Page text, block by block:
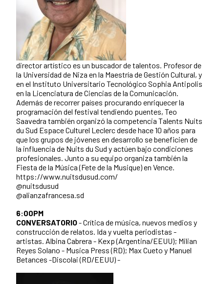
director artístico es un buscador de talentos. Profesor de
la Universidad de Niza en la Maestría de Gestión Cultural, y
en el Instituto Universitario Tecnológico Sophia Antipolis
en la Licenciatura de Ciencias de la Comunicación.
Además de recorrer países procurando enriquecer la
programación del festival tendiendo puentes, Teo
Saavedra también organizó la competencia Talents Nuits
du Sud Espace Culturel Leclerc desde hace 10 años para
que los grupos de jóvenes en desarrollo se beneficien de
la influencia de Nuits du Sud y actúen bajo condiciones
profesionales. Junto a su equipo organiza también la
Fiesta de la Música (Fete de la Musique) en Vence.
https://www.nuitsdusud.com/
@nuitsdusud
@alianzafrancesa.sd
6:00PM
CONVERSATORIO- Crítica de música, nuevos medios y
construcción de relatos. Ida y vuelta periodistas -
artistas. Albina Cabrera - Kexp (Argentina/EEUU); Milian
Reyes Solano - Musica Press (RD); Max Cueto y Manuel
Betances -Discolai (RD/EEUU) -